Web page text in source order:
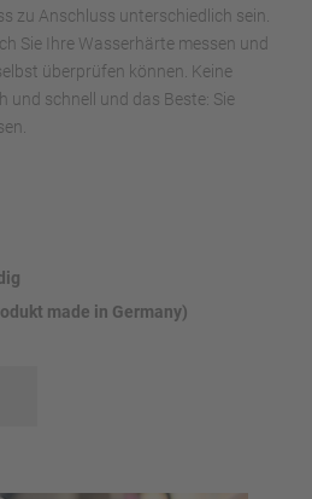
zu Anschluss unterschiedlich sein.
Sie Ihre Wasserhärte messen und
überprüfen können. Keine
und schnell und das Beste: Sie
made in Germany)